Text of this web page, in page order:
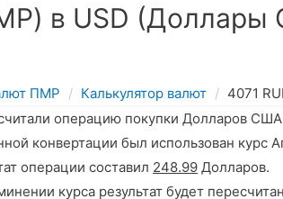
в USD (Доллары
ПМР Калькулятор валют
4071
операцию покупки Долларов США
конвертации был использован курс
операции составил 248.99 Долларов.
курса результат будет